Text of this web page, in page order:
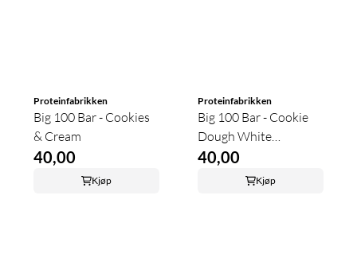
Proteinfabrikken
Big 100 Bar - Cookies
& Cream
40,00
Kjøp
Proteinfabrikken
Big 100 Bar - Cookie
Dough White
Chocolate
40,00
Kjøp